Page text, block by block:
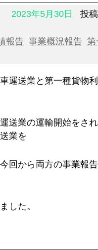
2023年5月30日 投
報告 事業概況報告 第
運送業と第一種貨物
送業の運輸開始をさ
業を
回から両方の事業報
した。